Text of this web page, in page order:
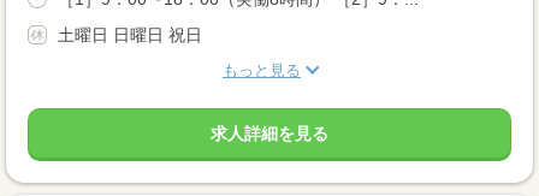
土曜日 日曜日 祝日
もっと見る
求人詳細を見る